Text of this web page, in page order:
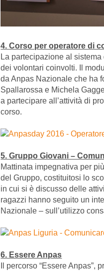
4. Corso per operatore di
La partecipazione al
dei volontari coinvolti. Il
da Anpas Nazionale che ha
Spallarossa e Michela
a partecipare all’attività di
corso.
5. Gruppo Giovani –
Mattinata impegnativa per
del Gruppo, costituitosi lo
in cui si è discusso delle
ragazzi hanno seguito un
Nazionale – sull’utilizzo
6. Essere Anpas
Il percorso “Essere